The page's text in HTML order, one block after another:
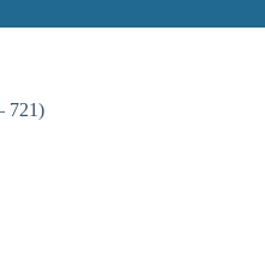
721)